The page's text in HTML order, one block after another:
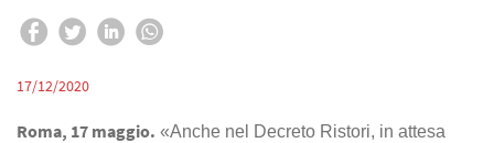
17/12/2020
Roma, 17 maggio. «Anche nel Decreto Ristori, in attesa